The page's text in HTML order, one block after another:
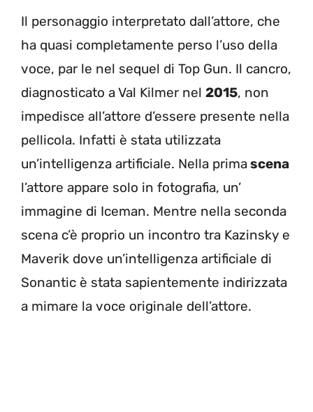
Il personaggio interpretato dall’attore, che
ha quasi completamente perso l’uso della
voce, par le nel sequel di Top Gun. Il cancro,
diagnosticato a Val Kilmer nel 2015, non
impedisce all’attore d’essere presente nella
pellicola. Infatti è stata utilizzata
un’intelligenza artificiale. Nella primascena
l’attore appare solo in fotografia, un’
immagine di Iceman. Mentre nella seconda
scena c’è proprio un incontro tra Kazinsky e
Maverik dove un’intelligenza artificiale di
Sonantic è stata sapientemente indirizzata
a mimare la voce originale dell’attore.